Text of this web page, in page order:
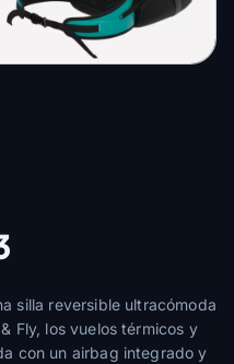
silla reversible ultracómoda
Fly, los vuelos térmicos y
con un airbag integrado y